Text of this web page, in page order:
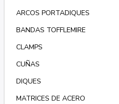
ARCOS PORTADIQUES
BANDAS TOFFLEMIRE
CLAMPS
CUÑAS
DIQUES
MATRICES DE ACERO